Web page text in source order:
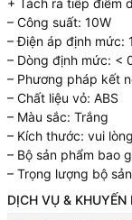
+ Tách ra tiếp điểm
– Công suất: 10W
– Điện áp định mức:
– Dòng định mức: <
– Phương pháp kết
– Chất liệu vỏ: ABS
– Màu sắc: Trắng
– Kích thước: vui
– Bộ sản phẩm bao
– Trọng lượng bộ
DỊCH VỤ &